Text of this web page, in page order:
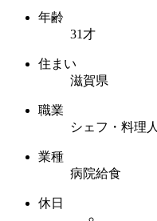
年齢
31才
住まい
滋賀県
職業
シェフ・料理人
業種
病院給食
休日